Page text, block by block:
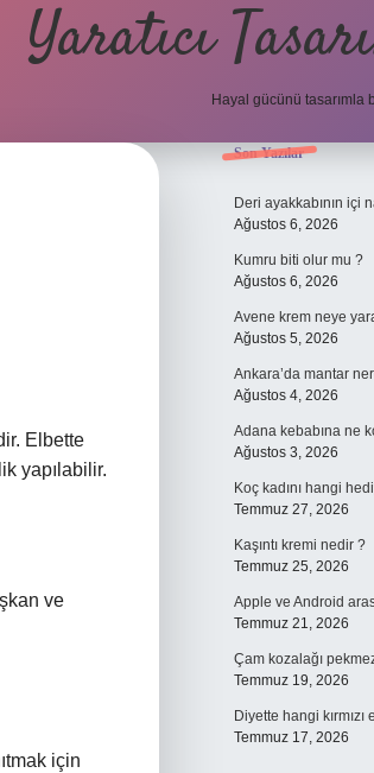
Yaratıcı
Hayal gücünü tasarımla
Elbette
yapılabilir.
ve
için
Son Yazılar
Deri ayakkabının içi
Ağustos 6, 2026
Kumru biti olur mu ?
Ağustos 6, 2026
Avene krem neye
Ağustos 5, 2026
Ankara’da mantar
Ağustos 4, 2026
Adana kebabına ne
Ağustos 3, 2026
Koç kadını hangi
Temmuz 27, 2026
Kaşıntı kremi nedir ?
Temmuz 25, 2026
Apple ve Android
Temmuz 21, 2026
Çam kozalağı
Temmuz 19, 2026
Diyette hangi kırmızı
Temmuz 17, 2026